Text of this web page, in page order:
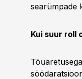
searümpade
Kui suur roll